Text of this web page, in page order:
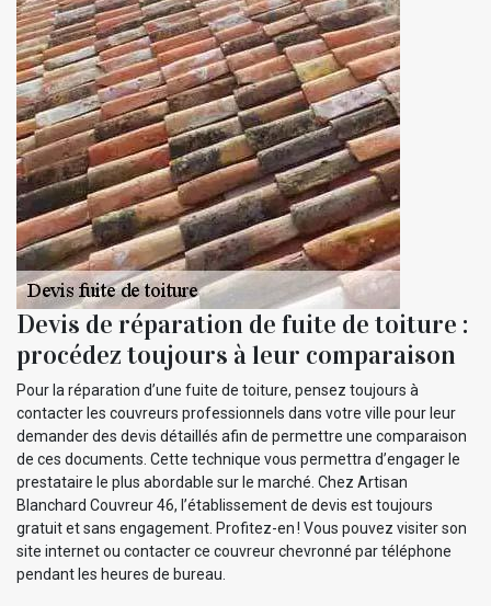
Devis de réparation de fuite de toiture :
procédez toujours à leur comparaison
Pour la réparation d’une fuite de toiture, pensez toujours à
contacter les couvreurs professionnels dans votre ville pour leur
demander des devis détaillés afin de permettre une comparaison
de ces documents. Cette technique vous permettra d’engager le
prestataire le plus abordable sur le marché. Chez Artisan
Blanchard Couvreur 46, l’établissement de devis est toujours
gratuit et sans engagement. Profitez-en ! Vous pouvez visiter son
site internet ou contacter ce couvreur chevronné par téléphone
pendant les heures de bureau.